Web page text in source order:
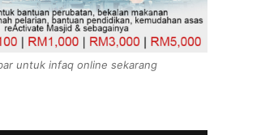
untuk infaq online sekarang